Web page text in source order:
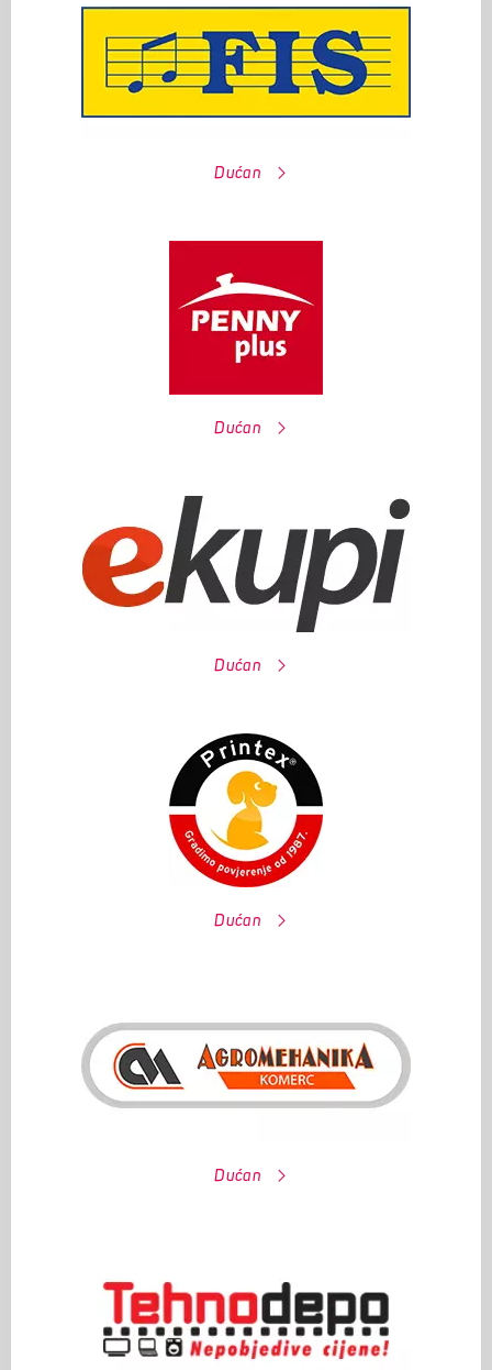
Dućan
Dućan
Dućan
Dućan
Dućan